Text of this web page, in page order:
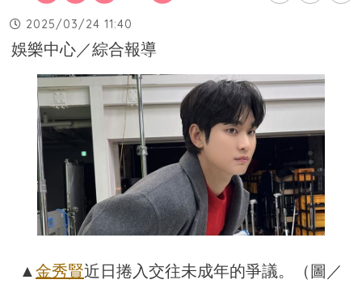
2025/03/24 11:40
娛樂中心／綜合報導
▲金秀賢近日捲入交往未成年的爭議。（圖／